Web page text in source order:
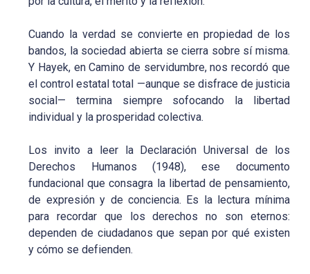
Cuando la verdad se convierte en propiedad de los
bandos, la sociedad abierta se cierra sobre sí misma.
Y Hayek, en Camino de servidumbre, nos recordó que
el control estatal total —aunque se disfrace de justicia
social— termina siempre sofocando la libertad
individual y la prosperidad colectiva.
Los invito a leer la Declaración Universal de los
Derechos Humanos (1948), ese documento
fundacional que consagra la libertad de pensamiento,
de expresión y de conciencia. Es la lectura mínima
para recordar que los derechos no son eternos:
dependen de ciudadanos que sepan por qué existen
y cómo se defienden.